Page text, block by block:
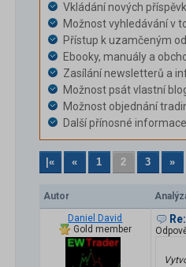
Vkládání nových
Možnost vyhledávání v
Přístup k uzamčeným
Ebooky, manuály a
Zasílání newsletterů a
Možnost psát vlastní
Možnost objednání
Další přínosné
|« « 1 2 3 »
Autor
Daniel David
Gold member